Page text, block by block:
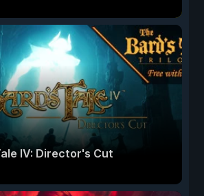
IV: Director's Cut